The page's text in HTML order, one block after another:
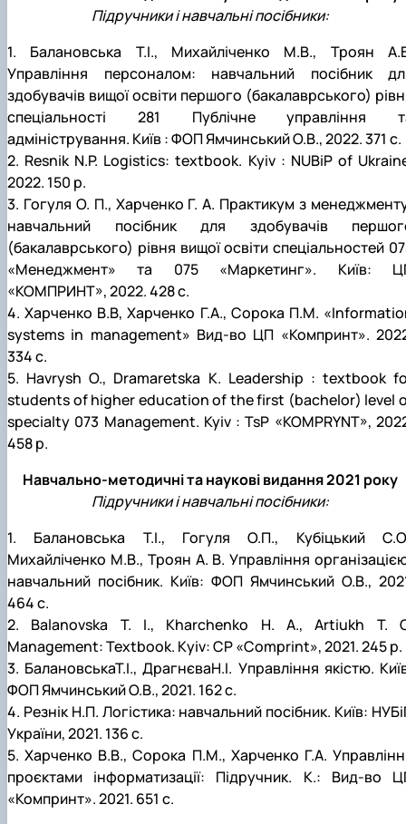
Підручники і навчальні посібники:
1. Балановська Т.І., Михайліченко М.В., Троян
Управління персоналом: навчальний посібник
здобувачів вищої освіти першого (бакалаврського)
спеціальності 281 Публічне управління
адміністрування. Київ : ФОП Ямчинський О.В., 2022. 371 с.
2. Resnik N.P. Logistics: textbook. Kyiv : NUBiP of
2022. 150 p.
3. Гогуля О. П., Харченко Г. А. Практикум з
навчальний посібник для здобувачів
(бакалаврського) рівня вищої освіти спеціальностей
«Менеджмент» та 075 «Маркетинг». Київ:
«КОМПРИНТ», 2022. 428 с.
4. Харченко В.В, Харченко Г.А., Сорока П.М.
systems in management» Вид-во ЦП «Компринт».
334 с.
5. Havrysh O., Dramaretska K. Leadership : textbook
students of higher education of the first (bachelor) level
specialty 073 Management. Kyiv : TsP «KOMPRYNT»,
458 p.
Навчально-методичні та наукові видання 2021 року
Підручники і навчальні посібники:
1. Балановська Т.І., Гогуля О.П., Кубіцький
Михайліченко М.В., Троян А. В. Управління
навчальний посібник. Київ: ФОП Ямчинський О.В.,
464 с.
2. Balanovska T. I., Kharchenko H. A., Artiukh T.
Management: Textbook. Кyiv: CP «Comprint», 2021. 245 p.
3. БалановськаТ.І., ДрагнєваН.І. Управління якістю.
ФОП Ямчинський О.В., 2021. 162 с.
4. Резнік Н.П. Логістика: навчальний посібник. Київ:
України, 2021. 136 с.
5. Харченко В.В., Сорока П.М., Харченко Г.А.
проєктами інформатизації: Підручник. К.: Вид-во
«Компринт». 2021. 651 с.